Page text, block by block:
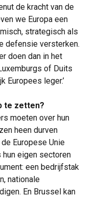
de kracht van de
we Europa een
strategisch als
defensie versterken.
doen dan in het
of Duits
Europees leger.’
te zetten?
moeten over hun
heen durven
Europese Unie
eigen sectoren
een bedrijfstak
nationale
En Brussel kan